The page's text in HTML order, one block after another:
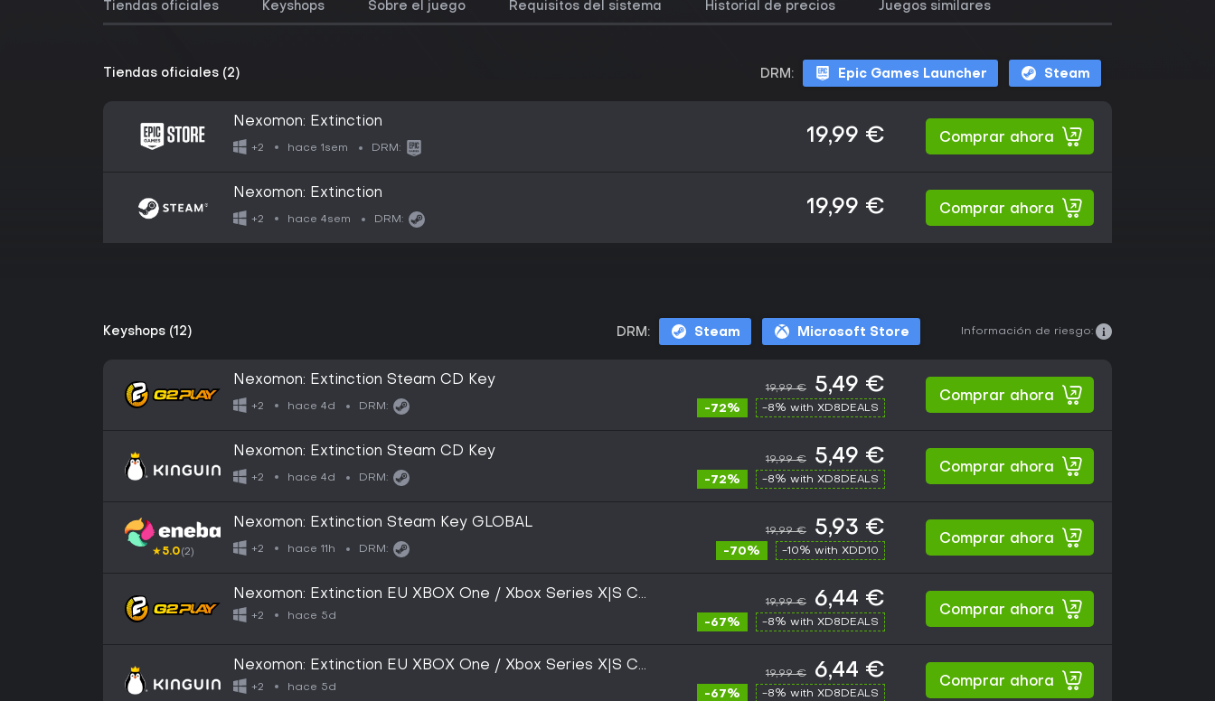
Tiendas oficiales Keyshops Sobre el juego Requisitos del sistema Historial de precios Juegos similares
Tiendas oficiales (2) DRM: Epic Games Launcher Steam
Nexomon: Extinction
+2 hace 1sem DRM:
19,99 € Comprar ahora
Nexomon: Extinction
+2 hace 4sem DRM:
19,99 € Comprar ahora
Keyshops (12) DRM: Steam Microsoft Store Información de riesgo:
Nexomon: Extinction Steam CD Key
+2 hace 4d DRM:
19,99 € 5,49 €
-72% -8% with XD8DEALS
Comprar ahora
Nexomon: Extinction Steam CD Key
+2 hace 4d DRM:
19,99 € 5,49 €
-72% -8% with XD8DEALS
Comprar ahora
★5.0(2)
Nexomon: Extinction Steam Key GLOBAL
+2 hace 11h DRM:
19,99 € 5,93 €
-70% -10% with XDD10
Comprar ahora
Nexomon: Extinction EU XBOX One / Xbox Series X|S CD
Key
+2 hace 5d
19,99 € 6,44 €
-67% -8% with XD8DEALS
Comprar ahora
Nexomon: Extinction EU XBOX One / Xbox Series X|S CD
Key
+2 hace 5d
19,99 € 6,44 €
-67% -8% with XD8DEALS
Comprar ahora